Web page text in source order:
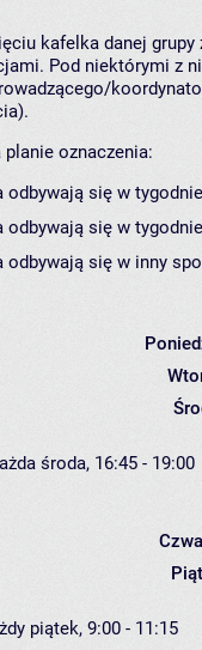
kafelka danej
Pod niektórymi z
planie oznaczenia:
odbywają się w
odbywają się w
odbywają się w inny
środa, 16:45 - 19:00
piątek, 9:00 - 11:15